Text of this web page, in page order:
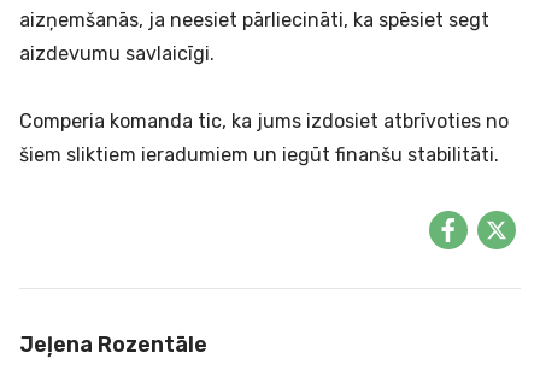
aizņemšanās, ja neesiet pārliecināti, ka spēsiet segt
aizdevumu savlaicīgi.
Comperia komanda tic, ka jums izdosiet atbrīvoties no
šiem sliktiem ieradumiem un iegūt finanšu stabilitāti.
Jeļena Rozentāle